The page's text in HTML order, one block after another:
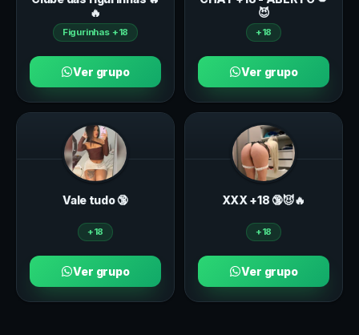
🔥
Figurinhas +18
Ver grupo
😈
+18
Ver grupo
Vale tudo 🔞
+18
Ver grupo
ХXХ +18 🔞😈🔥
+18
Ver grupo